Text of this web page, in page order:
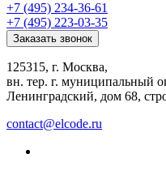
+7 (495) 234-36-61
+7 (495) 223-03-35
Заказать звонок
125315, г. Москва,
вн. тер. г. муниципальный
Ленинградский, дом 68,
contact@elcode.ru